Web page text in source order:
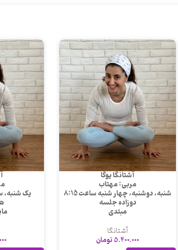
آشتانگا یوگا
مربی: مهتاب
شنبه، دوشنبه، چهار شنبه ساعت 8:15
دوزاده جلسه
مبتدی
آشتانگا
5.400.000تومان
یک شنبه،